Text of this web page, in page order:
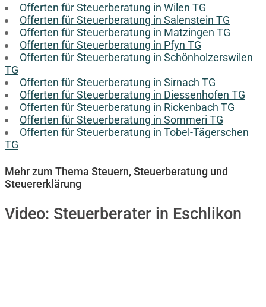
Offerten für Steuerberatung in Wilen TG
Offerten für Steuerberatung in Salenstein TG
Offerten für Steuerberatung in Matzingen TG
Offerten für Steuerberatung in Pfyn TG
Offerten für Steuerberatung in Schönholzerswilen
TG
Offerten für Steuerberatung in Sirnach TG
Offerten für Steuerberatung in Diessenhofen TG
Offerten für Steuerberatung in Rickenbach TG
Offerten für Steuerberatung in Sommeri TG
Offerten für Steuerberatung in Tobel-Tägerschen
TG
Mehr zum Thema Steuern, Steuerberatung und
Steuererklärung
Video: Steuerberater in Eschlikon